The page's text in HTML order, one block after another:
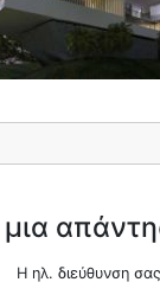
Η ηλ. διεύθυνση